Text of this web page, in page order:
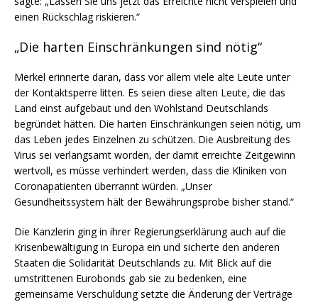
einen Rückschlag riskieren.“
„Die harten Einschränkungen sind nötig“
Merkel erinnerte daran, dass vor allem viele alte Leute unter
der Kontaktsperre litten. Es seien diese alten Leute, die das
Land einst aufgebaut und den Wohlstand Deutschlands
begründet hätten. Die harten Einschränkungen seien nötig, um
das Leben jedes Einzelnen zu schützen. Die Ausbreitung des
Virus sei verlangsamt worden, der damit erreichte Zeitgewinn
wertvoll, es müsse verhindert werden, dass die Kliniken von
Coronapatienten überrannt würden. „Unser
Gesundheitssystem hält der Bewährungsprobe bisher stand.“
Die Kanzlerin ging in ihrer Regierungserklärung auch auf die
Krisenbewältigung in Europa ein und sicherte den anderen
Staaten die Solidarität Deutschlands zu. Mit Blick auf die
umstrittenen Eurobonds gab sie zu bedenken, eine
gemeinsame Verschuldung setzte die Änderung der Verträge